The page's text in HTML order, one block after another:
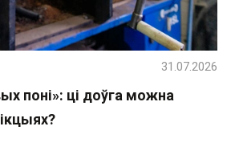
поні»: ці доўга можна
31.07.2026